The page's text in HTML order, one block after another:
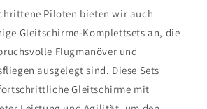
Piloten bieten wir auch
Gleitschirme-Komplettsets an, die
Flugmanöver und
ausgelegt sind. Diese Sets
Gleitschirme mit